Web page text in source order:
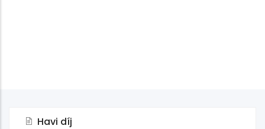
Havi díj